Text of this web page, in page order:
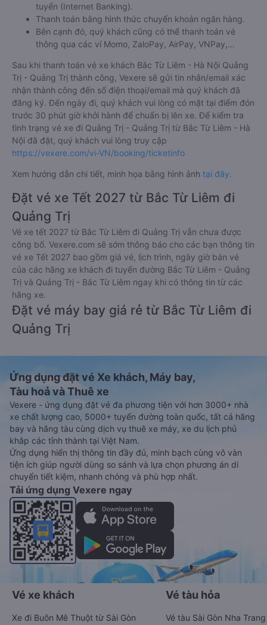
tuyến (Internet Banking).
Thanh toán bằng hình thức chuyển khoản ngân hàng.
Bên cạnh đó, quý khách cũng có thể thanh toán vé
thông qua các ví Momo, ZaloPay, AirPay, VNPay,…
Sau khi thanh toán vé xe khách Bắc Từ Liêm - Hà Nội Quảng
Trị - Quảng Trị thành công, Vexere sẽ gửi tin nhắn/email xác
nhận thành công đến số điện thoại/email mà quý khách đã
đăng ký. Đến ngày đi, quý khách vui lòng có mặt tại điểm đón
trước 30 phút giờ khởi hành để chuẩn bị lên xe. Để kiểm tra
tình trạng vé xe đi Quảng Trị - Quảng Trị từ Bắc Từ Liêm - Hà
Nội đã đặt, quý khách vui lòng truy cập
https://vexere.com/vi-VN/booking/ticketinfo
Xem hướng dẫn chi tiết, minh họa bằng hình ảnh tại đây.
Đặt vé xe Tết 2027 từ Bắc Từ Liêm đi
Quảng Trị
Vé xe tết 2027 từ Bắc Từ Liêm đi Quảng Trị vẫn chưa được
công bố. Vexere.com sẽ sớm thông báo cho các bạn thông tin
vé xe Tết 2027 bao gồm giá vé, lịch trình, ngày giờ bán vé
của các hãng xe khách đi tuyến đường Bắc Từ Liêm - Quảng
Trị và Quảng Trị - Bắc Từ Liêm ngay khi có thông tin từ các
hãng xe.
Đặt vé máy bay giá rẻ từ Bắc Từ Liêm đi
Quảng Trị
Ứng dụng đặt vé Xe khách, Máy bay,
Tàu hoả và Thuê xe
Vexere - ứng dụng đặt vé đa phương tiện với hơn 3000+ nhà
xe chất lượng cao, 5000+ tuyến đường toàn quốc, tất cả hãng
bay và hãng tàu cùng dịch vụ thuê xe máy, xe du lịch phủ
khắp các tỉnh thành tại Việt Nam.
Ứng dụng hiển thị thông tin đầy đủ, minh bạch cùng vô vàn
tiện ích giúp người dùng so sánh và lựa chọn phương án di
chuyển tiết kiệm, nhanh chóng và phù hợp nhất.
Tải ứng dụng Vexere ngay
Vé xe khách
Xe đi Buôn Mê Thuột từ Sài Gòn
Vé tàu hỏa
Vé tàu Sài Gòn Nha Trang